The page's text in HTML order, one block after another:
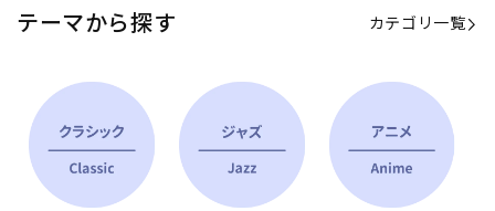
テーマから探す カテゴリ一覧